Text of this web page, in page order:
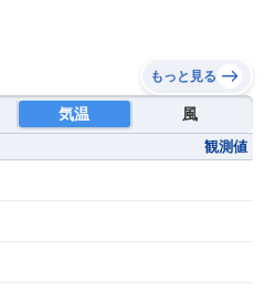
もっと見る
気温 風
観測値